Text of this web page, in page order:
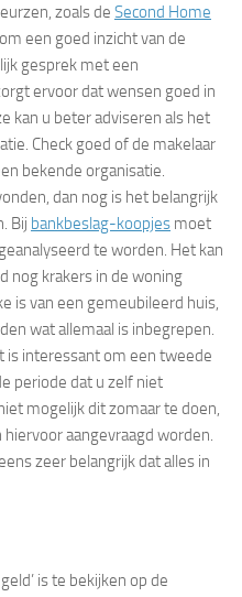
zoals de Second Home
een goed inzicht van de
gesprek met een
ervoor dat wensen goed in
kan u beter adviseren als het
Check goed of de makelaar
bekende organisatie.
dan nog is het belangrijk
Bij bankbeslag-koopjes moet
te worden. Het kan
nog krakers in de woning
is van een gemeubileerd huis,
wat allemaal is inbegrepen.
is interessant om een tweede
periode dat u zelf niet
mogelijk dit zomaar te doen,
aangevraagd worden.
zeer belangrijk dat alles in
is te bekijken op de